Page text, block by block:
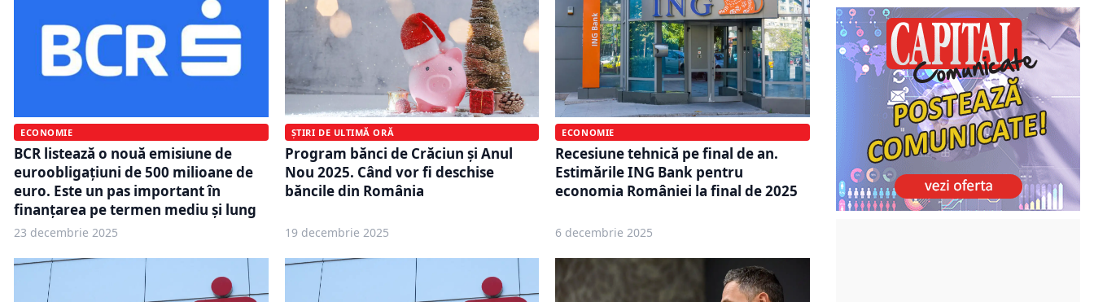
ECONOMIE
BCR listează o nouă emisiune de
euroobligațiuni de 500 milioane de
euro. Este un pas important în
finanțarea pe termen mediu și lung
23 decembrie 2025
ȘTIRI DE ULTIMĂ ORĂ
Program bănci de Crăciun și Anul
Nou 2025. Când vor fi deschise
băncile din România
19 decembrie 2025
ECONOMIE
Recesiune tehnică pe final de an.
Estimările ING Bank pentru
economia României la final de 2025
6 decembrie 2025